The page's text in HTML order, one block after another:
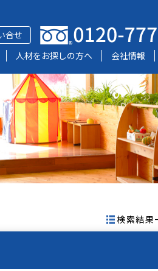
合せ
人材をお探しの方へ
会社情報
検索結果